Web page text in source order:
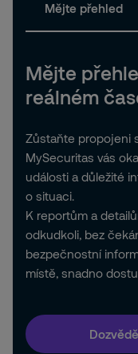
Mějte přehled
Mějte
reálném
Zůstaňte propojeni
MySecuritas vás
události a důležité
o situaci.
K reportům a
odkudkoli, bez
bezpečnostní
místě, snadno